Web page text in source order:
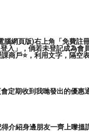
腦網頁版)右上角「免費
入」，倘若未登記成為會
商戶⭐️，利用文字，隔空
定期收到我哋發出的優惠
介紹身邊朋友一齊上嚟搵